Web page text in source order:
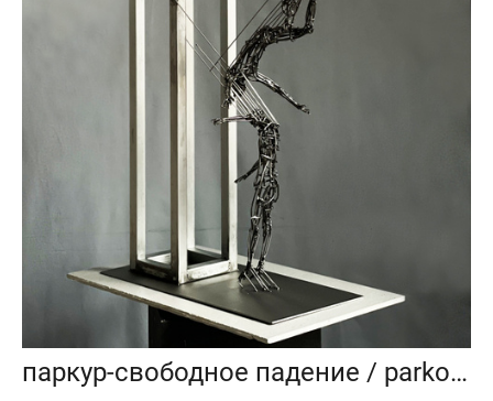
паркур-свободное падение / parkour- free fall_2023